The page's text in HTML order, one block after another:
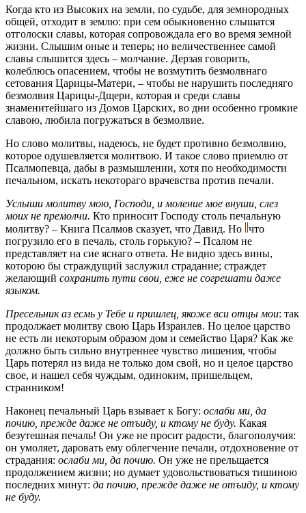
Когда кто из Высоких на земли, по судьбе, для земнородных
общей, отходит в землю: при сем обыкновенно слышатся
отголоски славы, которая сопровождала его во время земной
жизни. Слышим оные и теперь; но величественнее самой
славы слышится здесь – молчание. Дерзая говорить,
колеблюсь опасением, чтобы не возмутить безмолвнаго
сетования Царицы-Матери, – чтобы не нарушить последняго
безмолвия Царицы-Дщери, которая и среди славы
знаменитейшаго из Домов Царских, во дни особенно громкие
славою, любила погружаться в безмолвие.
Но слово молитвы, надеюсь, не будет противно безмолвию,
которое одушевляется молитвою. И такое слово приемлю от
Псалмопевца, дабы в размышлении, хотя по необходимости
печальном, искать некотораго врачевства против печали.
Услыши молитву мою, Господи, и моление мое внуши, слез
моих не премолчи. Кто приносит Господу столь печальную
молитву? – Книга Псалмов сказует, что Давид. Но что
погрузило его в печаль, столь горькую? – Псалом не
представляет на сие яснаго ответа. Не видно здесь вины,
которою бы страждущий заслужил страдание; страждет
желающий сохранить пути свои, еже не согрешати даже
языком.
Пресельник аз есмь у Тебе и пришлец, якоже вси отцы мои: так
продолжает молитву свою Царь Израилев. Но целое царство
не есть ли некоторым образом дом и семейство Царя? Как же
должно быть сильно внутреннее чувство лишения, чтобы
Царь потерял из вида не только дом свой, но и целое царство
свое, и нашел себя чуждым, одиноким, пришельцем,
странником!
Наконец печальный Царь взывает к Богу: ослаби ми, да
почию, прежде даже не отъиду, и ктому не буду. Какая
безутешная печаль! Он уже не просит радости, благополучия:
он умоляет, даровать ему облегчение печали, отдохновение от
страдания: ослаби ми, да почию. Он уже не прельщается
продолжением жизни; но думает удовольствоваться тишиною
последних минут: да почию, прежде даже не отъиду, и ктому
не буду.